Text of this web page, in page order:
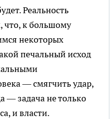
Реальность
что, к большому
некоторых
печальный исход
— смягчить удар,
— задача не только
и власти.